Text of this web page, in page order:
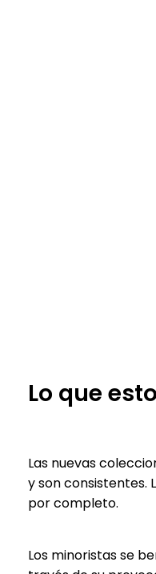
Lo que
Las nuevas
y son consistentes.
por completo.
Los minoristas se